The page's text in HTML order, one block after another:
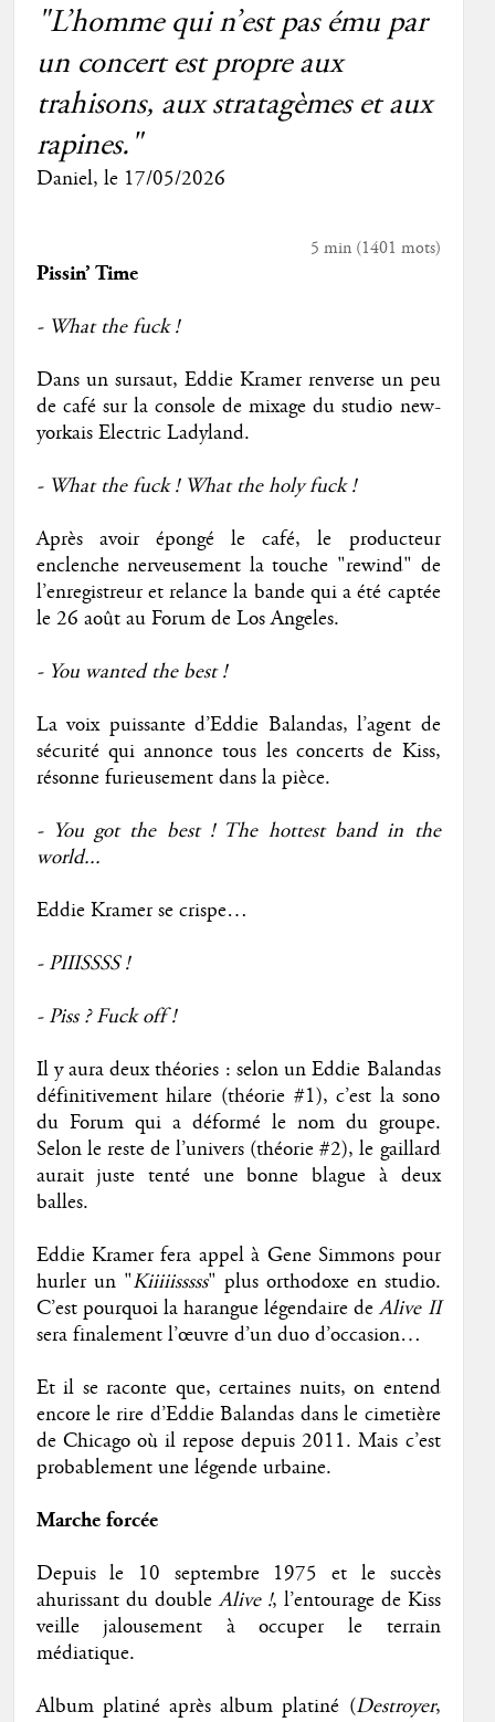
"L’homme qui n’est pas ému par
un concert est propre aux
trahisons, aux stratagèmes et aux
rapines."
Daniel, le 17/05/2026
5 min(1401 mots)
Pissin’ Time
- What the fuck !
Dans un sursaut, Eddie Kramer renverse un peu
de café sur la console de mixage du studio new-
yorkais Electric Ladyland.
- What the fuck ! What the holy fuck !
Après avoir épongé le café, le producteur
enclenche nerveusement la touche "rewind" de
l’enregistreur et relance la bande qui a été captée
le 26 août au Forum de Los Angeles.
- You wanted the best !
La voix puissante d’Eddie Balandas, l’agent de
sécurité qui annonce tous les concerts de Kiss,
résonne furieusement dans la pièce.
- You got the best ! The hottest band in the
world...
Eddie Kramer se crispe…
- PIIISSSS !
- Piss ? Fuck off !
Il y aura deux théories : selon un Eddie Balandas
définitivement hilare (théorie #1), c’est la sono
du Forum qui a déformé le nom du groupe.
Selon le reste de l’univers (théorie #2), le gaillard
aurait juste tenté une bonne blague à deux
balles.
Eddie Kramer fera appel à Gene Simmons pour
hurler un "Kiiiiisssss" plus orthodoxe en studio.
C’est pourquoi la harangue légendaire deAlive II
sera finalement l’œuvre d’un duo d’occasion…
Et il se raconte que, certaines nuits, on entend
encore le rire d’Eddie Balandas dans le cimetière
de Chicago où il repose depuis 2011. Mais c’est
probablement une légende urbaine.
Marche forcée
Depuis le 10 septembre 1975 et le succès
ahurissant du doubleAlive !, l’entourage de Kiss
veille jalousement à occuper le terrain
médiatique.
Album platiné après album platiné (Destroyer,